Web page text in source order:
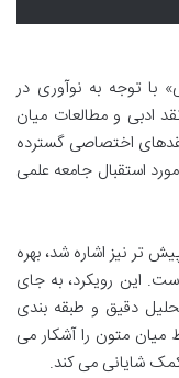
با توجه به نوآوری در
ادبی و مطالعات میان
اختصاصی گسترده
استقبال جامعه علمی
تر نیز اشاره شد، بهره
این رویکرد، به جای
دقیق و طبقه بندی
میان متون را آشکار می
کمک شایانی می کند.